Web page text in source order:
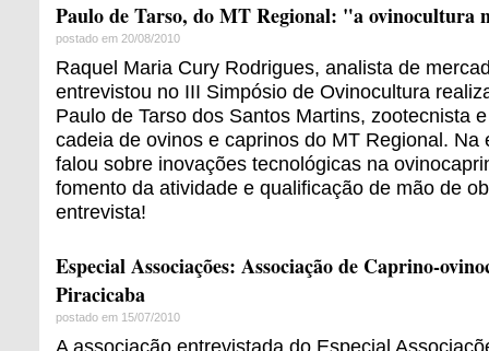
Paulo de Tarso, do MT Regional: "a ovinocultura
postado em 20/08/2010
Raquel Maria Cury Rodrigues, analista de
entrevistou no III Simpósio de Ovinocultura
Paulo de Tarso dos Santos Martins, zootecnista
cadeia de ovinos e caprinos do MT Regional. Na
falou sobre inovações tecnológicas na
fomento da atividade e qualificação de mão de
entrevista!
Especial Associações: Associação de Caprino-
Piracicaba
postado em 15/07/2010
A associação entrevistada do Especial